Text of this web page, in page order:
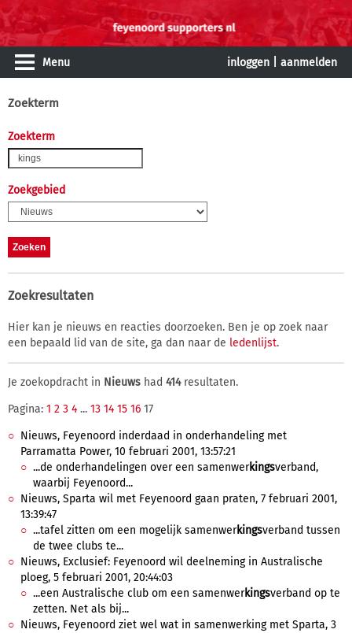
Menu inloggen aanmelden
Zoekterm
Zoekterm
Zoekgebied
Zoekresultaten
Hier kan je nieuws en reacties doorzoeken. Ben je op zoek naar
een bepaald lid van de site, ga dan naar de ledenlijst.
Je zoekopdracht in Nieuws had 414resultaten.
Pagina: 1 2 3 4 ... 13 14 15 16 17
Nieuws, Feyenoord inderdaad in onderhandeling met
Parramatta Power, 10 februari 2001, 13:57:21
...de onderhandelingen over een samenwerkingsverband,
waarbij Feyenoord...
Nieuws, Sparta wil met Feyenoord gaan praten, 7 februari 2001,
13:39:47
...tafel zitten om een mogelijk samenwerkingsverband tussen
de twee clubs te...
Nieuws, Exclusief: Feyenoord wil deelneming in Australische
ploeg, 5 februari 2001, 20:44:03
...een Australische club om een samenwerkingsverband op te
zetten. Net als bij...
Nieuws, Feyenoord ziet wel wat in samenwerking met Sparta, 3